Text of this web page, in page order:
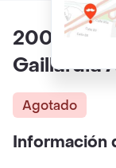
200
Gaillardia
Agotado
Información